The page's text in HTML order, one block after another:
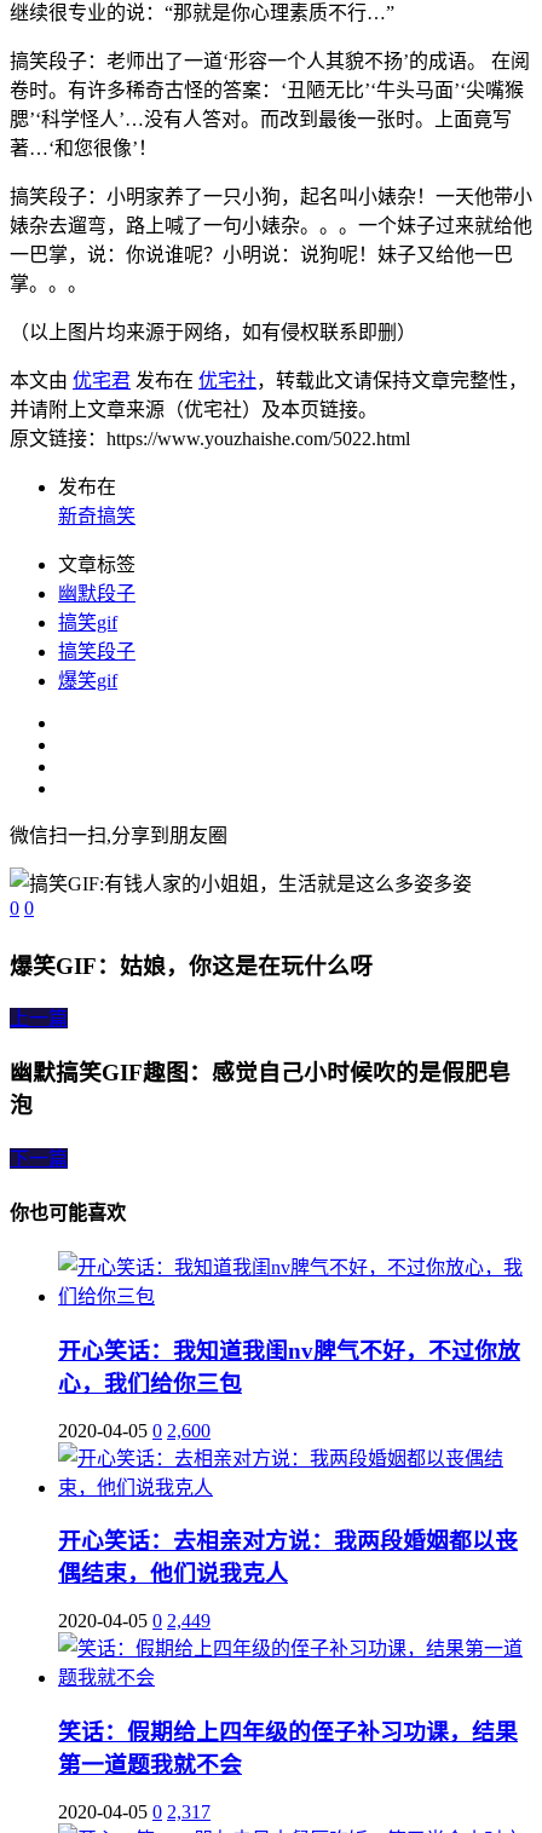
继续很专业的说：“那就是你心理素质不行…”
搞笑段子：老师出了一道‘形容一个人其貌不扬’的成语。 在阅
卷时。有许多稀奇古怪的答案：‘丑陋无比’‘牛头马面’‘尖嘴猴
腮’‘科学怪人’…没有人答对。而改到最後一张时。上面竟写
著…‘和您很像’！
搞笑段子：小明家养了一只小狗，起名叫小婊杂！一天他带小
婊杂去遛弯，路上喊了一句小婊杂。。。一个妹子过来就给他
一巴掌，说：你说谁呢？小明说：说狗呢！妹子又给他一巴
掌。。。
（以上图片均来源于网络，如有侵权联系即删）
本文由 优宅君 发布在 优宅社，转载此文请保持文章完整性，
并请附上文章来源（优宅社）及本页链接。
原文链接：https://www.youzhaishe.com/5022.html
发布在
新奇搞笑
文章标签
幽默段子
搞笑gif
搞笑段子
爆笑gif
微信扫一扫,分享到朋友圈
0 0
爆笑GIF：姑娘，你这是在玩什么呀
上一篇
幽默搞笑GIF趣图：感觉自己小时候吹的是假肥皂
泡
下一篇
你也可能喜欢
开心笑话：我知道我闺nv脾气不好，不过你放
心，我们给你三包
2020-04-05 0 2,600
开心笑话：去相亲对方说：我两段婚姻都以丧
偶结束，他们说我克人
2020-04-05 0 2,449
笑话：假期给上四年级的侄子补习功课，结果
第一道题我就不会
2020-04-05 0 2,317